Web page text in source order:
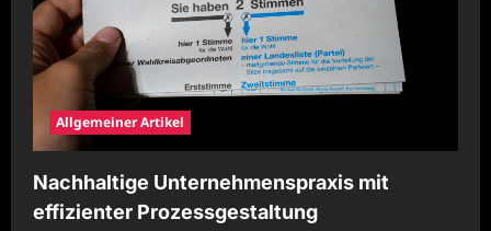
Allgemeiner Artikel
Nachhaltige Unternehmenspraxis mit
effizienter Prozessgestaltung